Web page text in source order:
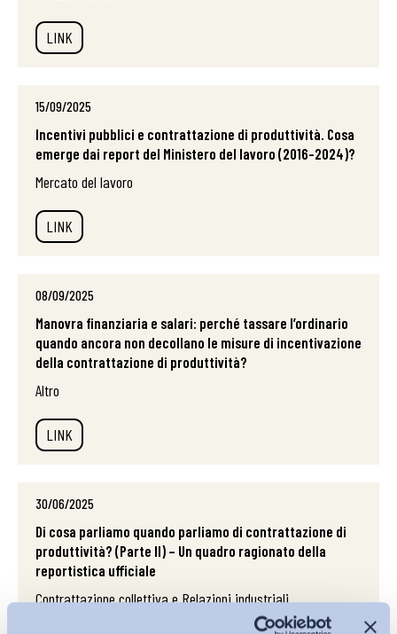
LINK
15/09/2025
Incentivi pubblici e contrattazione di produttività. Cosa
emerge dai report del Ministero del lavoro (2016-2024)?
Mercato del lavoro
LINK
08/09/2025
Manovra finanziaria e salari: perché tassare l’ordinario
quando ancora non decollano le misure di incentivazione
della contrattazione di produttività?
Altro
LINK
30/06/2025
Di cosa parliamo quando parliamo di contrattazione di
produttività? (Parte II) – Un quadro ragionato della
reportistica ufficiale
Contrattazione collettiva e Relazioni industriali